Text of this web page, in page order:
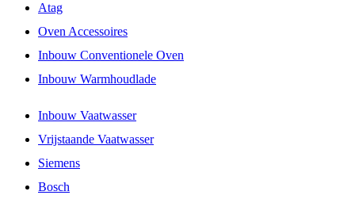
Atag
Oven Accessoires
Inbouw Conventionele Oven
Inbouw Warmhoudlade
Inbouw Vaatwasser
Vrijstaande Vaatwasser
Siemens
Bosch